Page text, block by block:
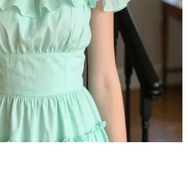
casa di famiglia. L'utente è un
a trovarla per una visita informale. Lei
tempi e di chiacchierare seduti sulle
una volta.